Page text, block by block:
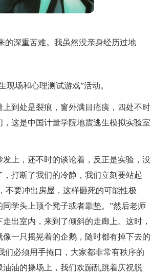
的深重苦难。我虽然没亲身经历过地
场和心理测试游戏”活动。
到处是裂痕，窗外满目疮痍，四处不时
这是中国计量学院地震逃生模拟实验室
上，还不时的谈论着，反正是实验，没
打断了我们的冷静，我们立刻要站起
不要冲出房屋，这样砸死的可能性极
学头上顶个凳子或者靠垫。”然后老师
出室内，来到了倾斜的走廊上。这时，
一只摇晃着的企鹅，随时都有掉下去的
们必须用手掩口，大家都非常有秩序的
油的操场上，我们欢蹦乱跳着庆祝脱